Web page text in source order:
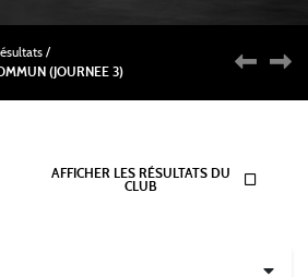
/
(JOURNEE 3)
AFFICHER LES RÉSULTATS DU
CLUB